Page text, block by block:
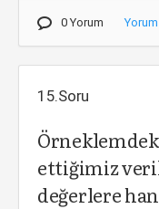
0 Yorum
15.Soru
ettiğimiz
değerlere